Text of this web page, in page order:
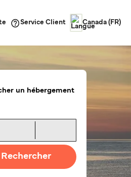
Service Client Canada (FR)
un hébergement
Rechercher